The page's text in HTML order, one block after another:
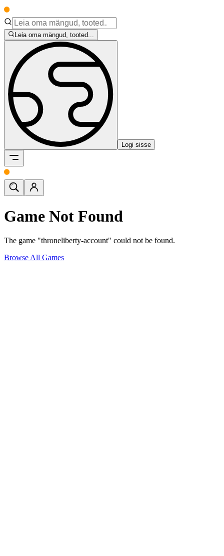
Leia oma mängud, tooted...
Logi sisse
Game Not Found
The game "throneliberty-account" could not be found.
Browse All Games